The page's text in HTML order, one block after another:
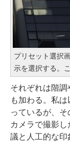
プリセット選択
示を選択する。
それぞれは階
も加わる。私
っているが、
カメラで撮影
議と人工的な印